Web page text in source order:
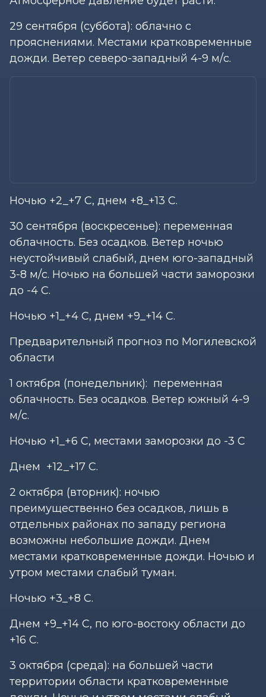
29 сентября (суббота): облачно с
прояснениями. Местами кратковременные
дожди. Ветер северо-западный 4-9 м/с.
Ночью +2_+7 С, днем +8_+13 С.
30 сентября (воскресенье): переменная
облачность. Без осадков. Ветер ночью
неустойчивый слабый, днем юго-западный
3-8 м/с. Ночью на большей части заморозки
до -4 С.
Ночью +1_+4 С, днем +9_+14 С.
Предварительный прогноз по Могилевской
области
1 октября (понедельник): переменная
облачность. Без осадков. Ветер южный 4-9
м/с.
Ночью +1_+6 С, местами заморозки до -3 С
Днем +12_+17 С.
2 октября (вторник): ночью
преимущественно без осадков, лишь в
отдельных районах по западу региона
возможны небольшие дожди. Днем
местами кратковременные дожди. Ночью и
утром местами слабый туман.
Ночью +3_+8 С.
Днем +9_+14 С, по юго-востоку области до
+16 С.
3 октября (среда): на большей части
территории области кратковременные